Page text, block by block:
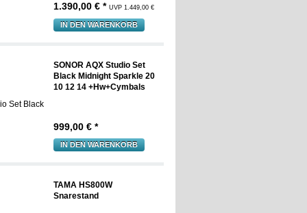
1.390,00 € * UVP 1.449,00 €
IN DEN WARENKORB
SONOR AQX Studio Set
Black Midnight Sparkle 20
10 12 14 +Hw+Cymbals
999,00 € *
IN DEN WARENKORB
TAMA HS800W
Snarestand